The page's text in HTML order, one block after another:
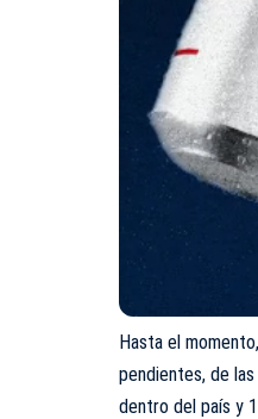
Hasta el
pendientes, de
dentro del país y